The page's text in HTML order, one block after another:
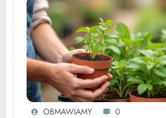
OBMAWIAMY 0